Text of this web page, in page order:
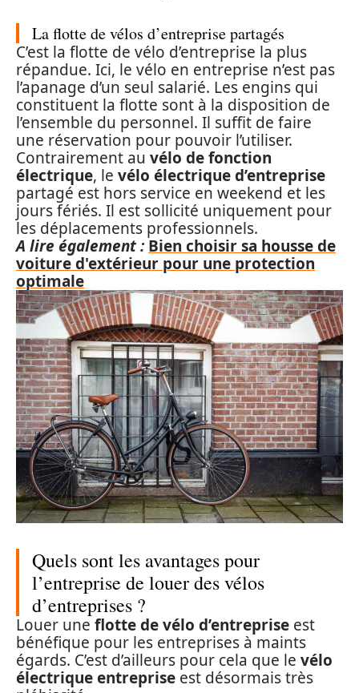
La flotte de vélos d’entreprise partagés
C’est la flotte de vélo d’entreprise la plus
répandue. Ici, le vélo en entreprise n’est pas
l’apanage d’un seul salarié. Les engins qui
constituent la flotte sont à la disposition de
l’ensemble du personnel. Il suffit de faire
une réservation pour pouvoir l’utiliser.
Contrairement au vélo de fonction
électrique, le vélo électrique d’entreprise
partagé est hors service en weekend et les
jours fériés. Il est sollicité uniquement pour
les déplacements professionnels.
A lire également : Bien choisir sa housse de
voiture d'extérieur pour une protection
optimale
Quels sont les avantages pour
l’entreprise de louer des vélos
d’entreprises ?
Louer une flotte de vélo d’entreprise est
bénéfique pour les entreprises à maints
égards. C’est d’ailleurs pour cela que le vélo
électrique entreprise est désormais très